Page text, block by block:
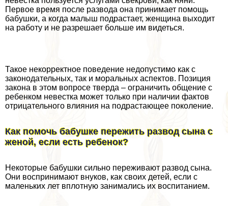
Первое время после развода она принимает помощь
бабушки, а когда малыш подрастает, женщина выходит
на работу и не разрешает больше им видеться.
Такое некорректное поведение недопустимо как с
законодательных, так и мopaльных аспектов. Позиция
закона в этом вопросе тверда – ограничить общение с
ребенком невестка может только при наличии фактов
отрицательного влияния на подрастающее поколение.
Как помочь бабушке пережить развод сына с
женой, если есть ребенок?
Некоторые бабушки сильно переживают развод сына.
Они воспринимают внуков, как своих детей, если с
маленьких лет вплотную занимались их воспитанием.